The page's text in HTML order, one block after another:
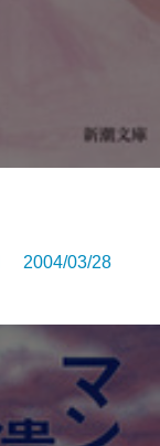
2004/03/28